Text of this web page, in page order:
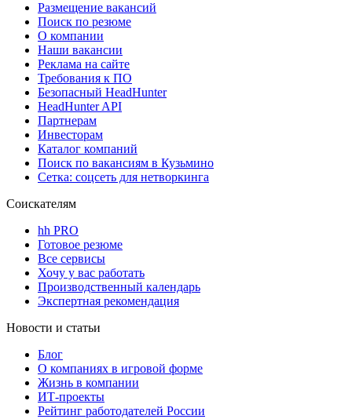
Размещение вакансий
Поиск по резюме
О компании
Наши вакансии
Реклама на сайте
Требования к ПО
Безопасный HeadHunter
HeadHunter API
Партнерам
Инвесторам
Каталог компаний
Поиск по вакансиям в Кузьмино
Сетка: соцсеть для нетворкинга
Соискателям
hh PRO
Готовое резюме
Все сервисы
Хочу у вас работать
Производственный календарь
Экспертная рекомендация
Новости и статьи
Блог
О компаниях в игровой форме
Жизнь в компании
ИТ-проекты
Рейтинг работодателей России